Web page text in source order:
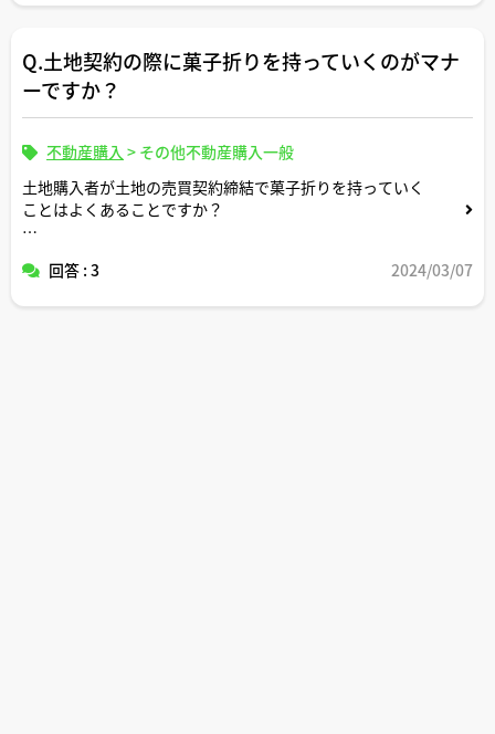
Q.土地契約の際に菓子折りを持っていくのがマナ
ーですか？
不動産購入 > その他不動産購入一般
土地購入者が土地の売買契約締結で菓子折りを持っていく
ことはよくあることですか？
か？回答 : 3 2024/03/07